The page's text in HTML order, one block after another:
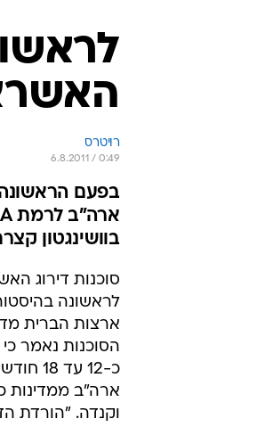
רויטרס
6.8.2011 / 0:49
בוושינגטון
לראשונה
הסוכנות נאמר
כ-12
ארה"ב ממדינות
וקנדה. "הורדת